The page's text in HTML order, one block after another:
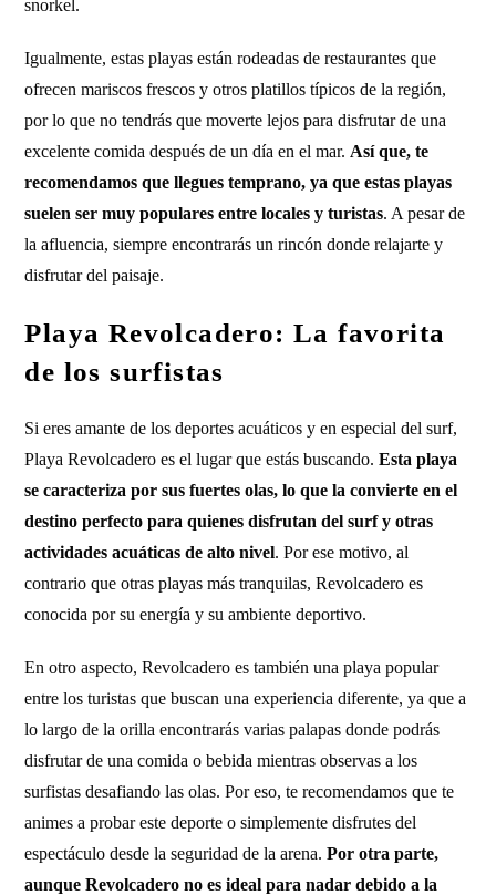
snorkel.
Igualmente, estas playas están rodeadas de restaurantes que
ofrecen mariscos frescos y otros platillos típicos de la región,
por lo que no tendrás que moverte lejos para disfrutar de una
excelente comida después de un día en el mar. Así que, te
recomendamos que llegues temprano, ya que estas playas
suelen ser muy populares entre locales y turistas. A pesar de
la afluencia, siempre encontrarás un rincón donde relajarte y
disfrutar del paisaje.
Playa Revolcadero: La favorita
de los surfistas
Si eres amante de los deportes acuáticos y en especial del surf,
Playa Revolcadero es el lugar que estás buscando.Esta playa
se caracteriza por sus fuertes olas, lo que la convierte en el
destino perfecto para quienes disfrutan del surf y otras
actividades acuáticas de alto nivel. Por ese motivo, al
contrario que otras playas más tranquilas, Revolcadero es
conocida por su energía y su ambiente deportivo.
En otro aspecto, Revolcadero es también una playa popular
entre los turistas que buscan una experiencia diferente, ya que a
lo largo de la orilla encontrarás varias palapas donde podrás
disfrutar de una comida o bebida mientras observas a los
surfistas desafiando las olas. Por eso, te recomendamos que te
animes a probar este deporte o simplemente disfrutes del
espectáculo desde la seguridad de la arena.Por otra parte,
aunque Revolcadero no es ideal para nadar debido a la